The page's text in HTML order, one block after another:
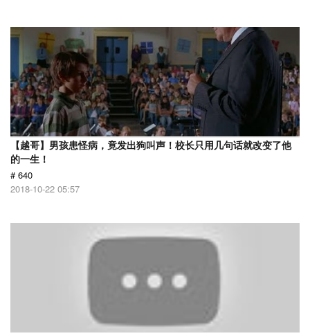
【越哥】男孩患怪病，竟发出狗叫声！校长只用几句话就改变了他
的一生！
# 640
2018-10-22 05:57